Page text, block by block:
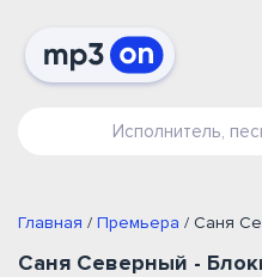
Главная / Премьера / Саня
Саня Северный -